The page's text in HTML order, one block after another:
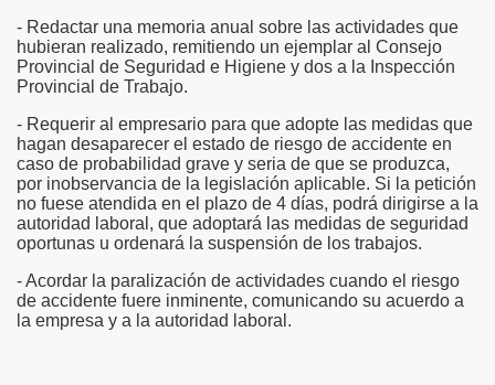
- Redactar una memoria anual sobre las actividades que
hubieran realizado, remitiendo un ejemplar al Consejo
Provincial de Seguridad e Higiene y dos a la Inspección
Provincial de Trabajo.
- Requerir al empresario para que adopte las medidas que
hagan desaparecer el estado de riesgo de accidente en
caso de probabilidad grave y seria de que se produzca,
por inobservancia de la legislación aplicable. Si la petición
no fuese atendida en el plazo de 4 días, podrá dirigirse a la
autoridad laboral, que adoptará las medidas de seguridad
oportunas u ordenará la suspensión de los trabajos.
- Acordar la paralización de actividades cuando el riesgo
de accidente fuere inminente, comunicando su acuerdo a
la empresa y a la autoridad laboral.